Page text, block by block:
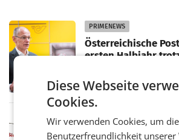
PRIMENEWS
Österreichische
ersten Halbjahr
WIEN Die
ersten Halbjahr 2026
von 1.544,0 Mio. EUR
einem Plus von 3,8
MARKETING & MEDIA
ProSiebenSat.1
Diese Webseite
Cookies.
Wir verwenden Cookies, um die
Benutzerfreundlichkeit unserer